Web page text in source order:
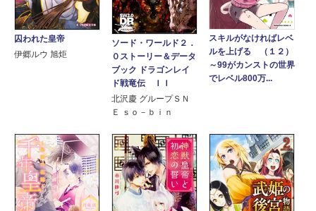
囚われた皇帝
伊郷ルウ 旭炬
ソード・ワールド２．
０ストーリー＆データ
ブック ドラゴンレイ
ド戦竜伝 ＩＩ
北沢慶 グループＳＮ
Ｅ ｓｏ－ｂｉｎ
スキルがなければレベ
ルを上げる （１２）
～99がカンストの世界
でレベル800万...